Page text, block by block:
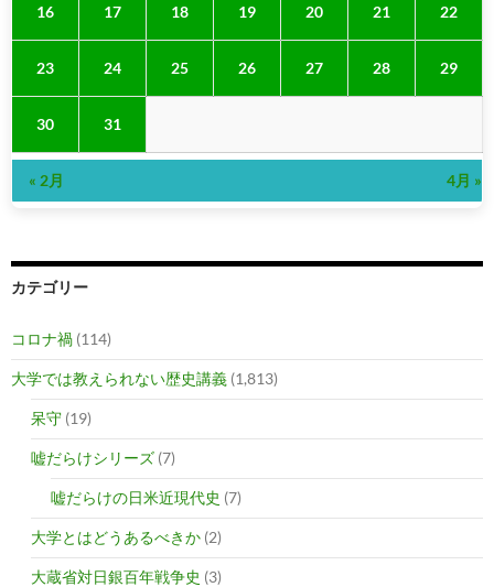
16 17 18 19 20 21 22
23 24 25 26 27 28 29
30 31
« 2月 4月 »
カテゴリー
コロナ禍 (114)
大学では教えられない歴史講義 (1,813)
呆守 (19)
嘘だらけシリーズ (7)
嘘だらけの日米近現代史 (7)
大学とはどうあるべきか (2)
大蔵省対日銀百年戦争史 (3)